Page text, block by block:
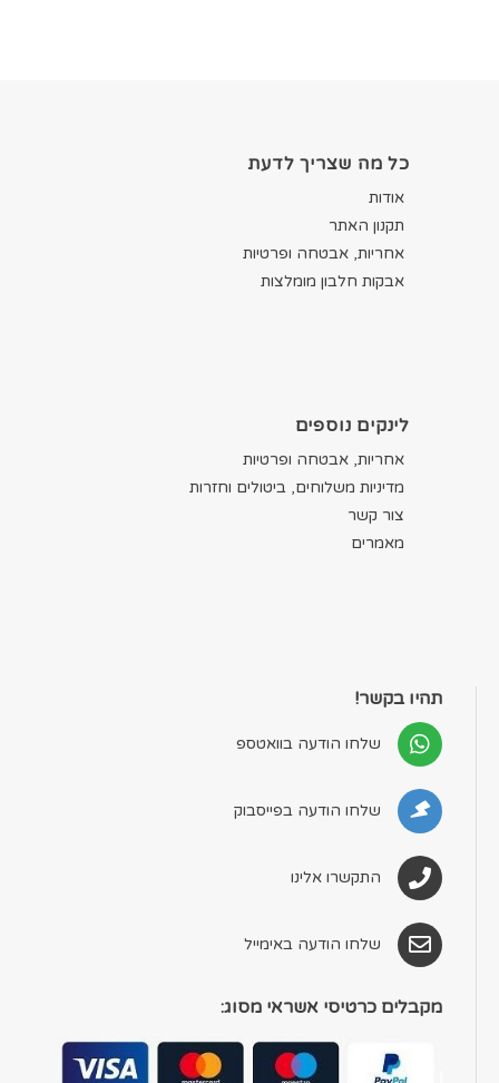
כל מה שצריך לדעת
אודות
תקנון האתר
אחריות, אבטחה ופרטיות
אבקות חלבון מומלצות
לינקים נוספים
אחריות, אבטחה ופרטיות
מדיניות משלוחים, ביטולים וחזרות
צור קשר
מאמרים
תהיו בקשר!
שלחו הודעה בוואטספ
שלחו הודעה בפייסבוק
התקשרו אלינו
שלחו הודעה באימייל
מקבלים כרטיסי אשראי מסוג: